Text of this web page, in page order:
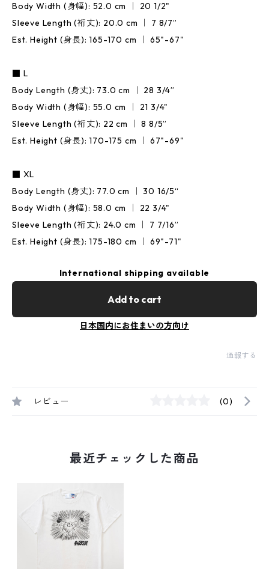
Body Width (身幅): 52.0 cm ｜ 20 1/2"
Sleeve Length (裄丈): 20.0 cm ｜ 7 8/7”
Est. Height (身長): 165-170 cm ｜ 65"-67"
■ L
Body Length (身丈): 73.0 cm ｜ 28 3/4”
Body Width (身幅): 55.0 cm ｜ 21 3/4"
Sleeve Length (裄丈): 22 cm ｜ 8 8/5”
Est. Height (身長): 170-175 cm ｜ 67"-69"
■ XL
Body Length (身丈): 77.0 cm ｜ 30 16/5“
Body Width (身幅): 58.0 cm ｜ 22 3/4"
Sleeve Length (裄丈): 24.0 cm ｜ 7 7/16”
Est. Height (身長): 175-180 cm ｜ 69"-71"
International shipping available
Add to cart
日本国内にお住まいの方向け
通報する
レビュー (0)
最近チェックした商品